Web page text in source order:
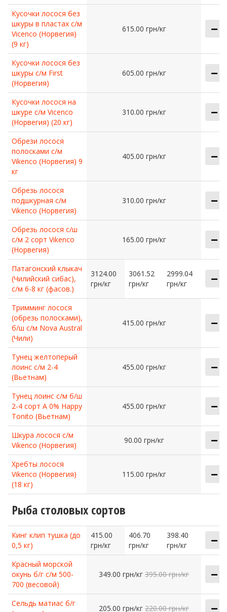
Кусочки лосося без
шкуры в пластах с/м
Vicenco (Норвегия)
(9 кг)
615.00 грн/кг
Кусочки лосося без
шкуры с/м First
(Норвегия)
605.00 грн/кг
Кусочки лосося на
шкуре с/м Vicenco
(Норвегия) (20 кг)
310.00 грн/кг
Обрези лосося
полосками с/м
Vikenco (Норвегия) 9
кг
405.00 грн/кг
Обрезь лосося
подшкурная с/м
Vikenco (Норвегия)
310.00 грн/кг
Обрезь лосося с/ш
с/м 2 сорт Vikenco
(Норвегия)
165.00 грн/кг
Патагонский клыкач
(Чилийский сибас),
с/м 6-8 кг (фасов.)
3124.00
грн/кг
3061.52
грн/кг
2999.04
грн/кг
Тримминг лосося
(обрезь полосками),
б/ш с/м Nova Austral
(Чили)
415.00 грн/кг
Тунец желтоперый
лоинс с/м 2-4
(Вьетнам)
455.00 грн/кг
Тунец лоинс с/м б/ш
2-4 сорт А 0% Happy
Tonito (Вьетнам)
455.00 грн/кг
Шкура лосося с/м
Vikenco (Норвегия)
90.00 грн/кг
Хребты лосося
Vikenco (Норвегия)
(18 кг)
115.00 грн/кг
Рыба столовых сортов
Кинг клип тушка (до
0,5 кг)
415.00
грн/кг
406.70
грн/кг
398.40
грн/кг
Красный морской
окунь б/г с/м 500-
700 (весовой)
349.00 грн/кг 395.00 грн/кг
Сельдь матиас б/г
205.00 грн/кг 220.00 грн/кг